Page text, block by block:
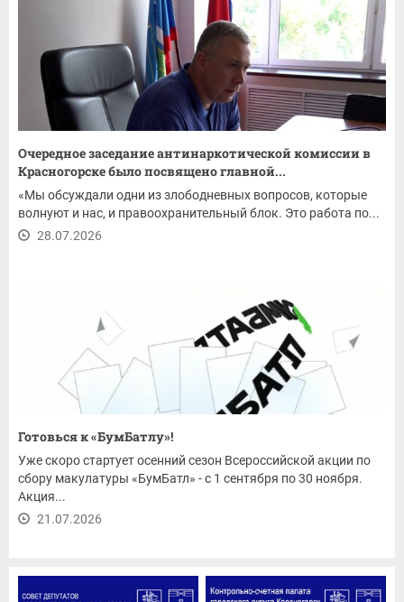
Очередное заседание антинаркотической комиссии в
Красногорске было посвящено главной...
«Мы обсуждали одни из злободневных вопросов, которые
волнуют и нас, и правоохранительный блок. Это работа по...
28.07.2026
Готовься к «БумБатлу»!
Уже скоро стартует осенний сезон Всероссийской акции по
сбору макулатуры «БумБатл» - с 1 сентября по 30 ноября.
Акция...
21.07.2026